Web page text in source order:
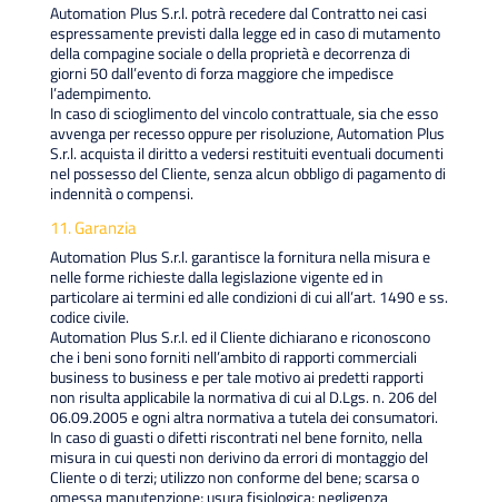
Automation Plus S.r.l. potrà recedere dal Contratto nei casi
espressamente previsti dalla legge ed in caso di mutamento
della compagine sociale o della proprietà e decorrenza di
giorni 50 dall’evento di forza maggiore che impedisce
l’adempimento.
In caso di scioglimento del vincolo contrattuale, sia che esso
avvenga per recesso oppure per risoluzione, Automation Plus
S.r.l. acquista il diritto a vedersi restituiti eventuali documenti
nel possesso del Cliente, senza alcun obbligo di pagamento di
indennità o compensi.
11. Garanzia
Automation Plus S.r.l. garantisce la fornitura nella misura e
nelle forme richieste dalla legislazione vigente ed in
particolare ai termini ed alle condizioni di cui all’art. 1490 e ss.
codice civile.
Automation Plus S.r.l. ed il Cliente dichiarano e riconoscono
che i beni sono forniti nell’ambito di rapporti commerciali
business to business e per tale motivo ai predetti rapporti
non risulta applicabile la normativa di cui al D.Lgs. n. 206 del
06.09.2005 e ogni altra normativa a tutela dei consumatori.
In caso di guasti o difetti riscontrati nel bene fornito, nella
misura in cui questi non derivino da errori di montaggio del
Cliente o di terzi; utilizzo non conforme del bene; scarsa o
omessa manutenzione; usura fisiologica; negligenza